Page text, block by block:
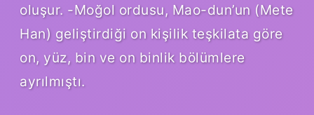
oluşur. -Moğol ordusu, Mao-dun’un (Mete
Han) geliştirdiği on kişilik teşkilata göre
on, yüz, bin ve on binlik bölümlere
ayrılmıştı.